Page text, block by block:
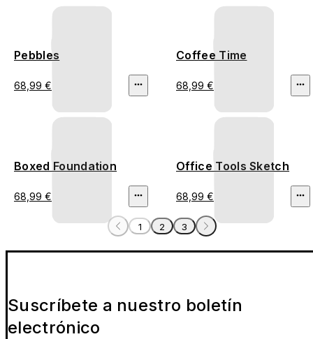
Pebbles
68,99 €
Coffee Time
68,99 €
Boxed Foundation
68,99 €
Office Tools Sketch
68,99 €
1 2 3
Suscríbete a nuestro boletín
electrónico